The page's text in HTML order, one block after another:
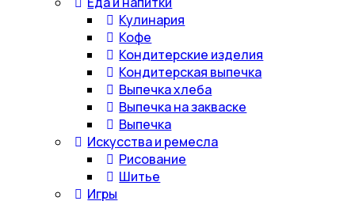
Кулинария
Кофе
Кондитерские изделия
Кондитерская выпечка
Выпечка хлеба
Выпечка на закваске
Выпечка
Искусства и ремесла
Рисование
Шитье
Игры